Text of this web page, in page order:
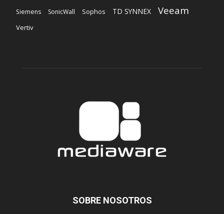
Siemens SonicWall Sophos TD SYNNEX Veeam
Vertiv
SOBRE NOSOTROS